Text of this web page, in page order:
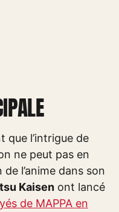
que l’intrigue de
ne peut pas en
l’anime dans son
Kaisen ont lancé
de MAPPA en